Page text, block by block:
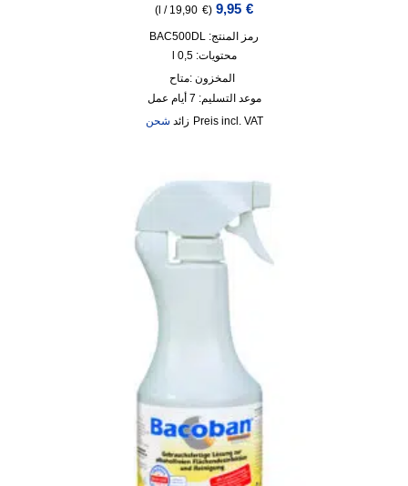
9,95 €
(
19,90 €
/
)
رمز المنتج: BAC500DL
محتويات: 0,5
l
المخزون :متاح
موعد التسليم: 7 أيام عمل
incl. VAT
زائد شحن